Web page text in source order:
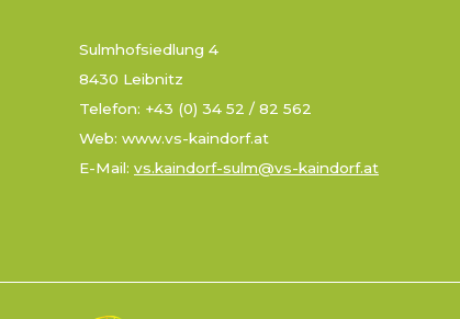
Sulmhofsiedlung 4
8430 Leibnitz
Telefon: +43 (0) 34 52 / 82 562
Web: www.vs-kaindorf.at
E-Mail: vs.kaindorf-sulm@vs-kaindorf.at